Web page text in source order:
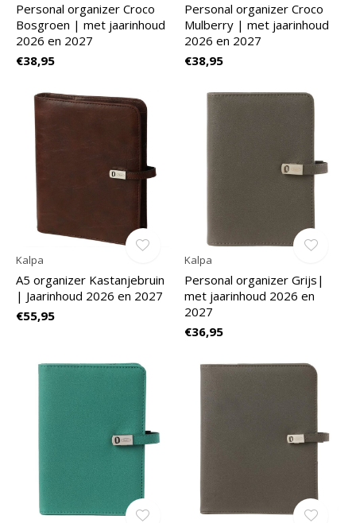
Personal organizer Croco
Bosgroen | met jaarinhoud
2026 en 2027
€38,95
Personal organizer Croco
Mulberry | met jaarinhoud
2026 en 2027
€38,95
Kalpa
A5 organizer Kastanjebruin
| Jaarinhoud 2026 en 2027
€55,95
Kalpa
Personal organizer Grijs|
met jaarinhoud 2026 en
2027
€36,95